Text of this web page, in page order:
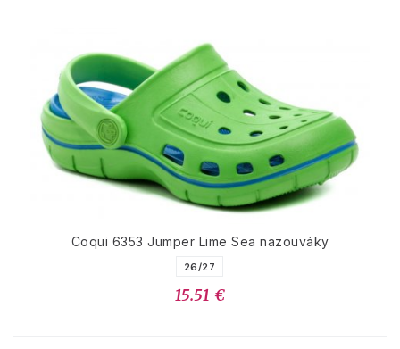
Coqui 6353 Jumper Lime Sea nazouváky
26/27
15.51 €